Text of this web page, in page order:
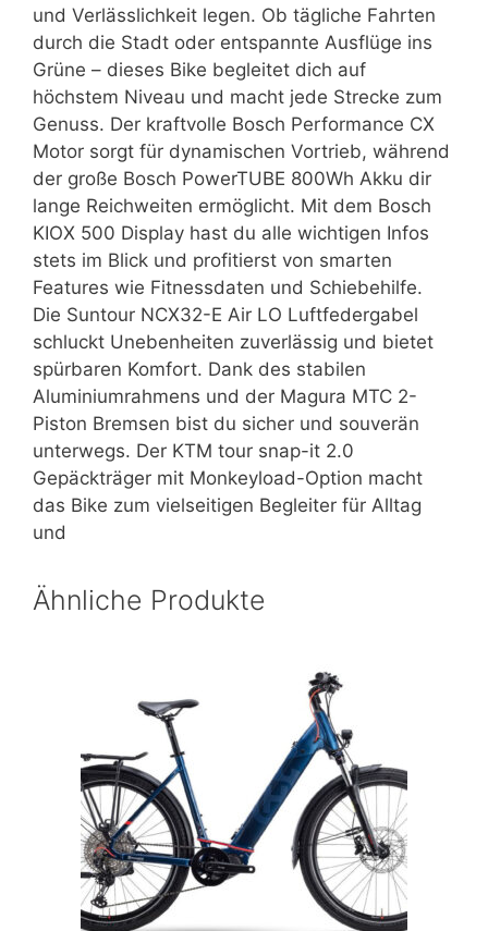
und Verlässlichkeit legen. Ob tägliche Fahrten
durch die Stadt oder entspannte Ausflüge ins
Grüne – dieses Bike begleitet dich auf
höchstem Niveau und macht jede Strecke zum
Genuss. Der kraftvolle Bosch Performance CX
Motor sorgt für dynamischen Vortrieb, während
der große Bosch PowerTUBE 800Wh Akku dir
lange Reichweiten ermöglicht. Mit dem Bosch
KIOX 500 Display hast du alle wichtigen Infos
stets im Blick und profitierst von smarten
Features wie Fitnessdaten und Schiebehilfe.
Die Suntour NCX32-E Air LO Luftfedergabel
schluckt Unebenheiten zuverlässig und bietet
spürbaren Komfort. Dank des stabilen
Aluminiumrahmens und der Magura MTC 2-
Piston Bremsen bist du sicher und souverän
unterwegs. Der KTM tour snap-it 2.0
Gepäckträger mit Monkeyload-Option macht
das Bike zum vielseitigen Begleiter für Alltag
und
Ähnliche Produkte